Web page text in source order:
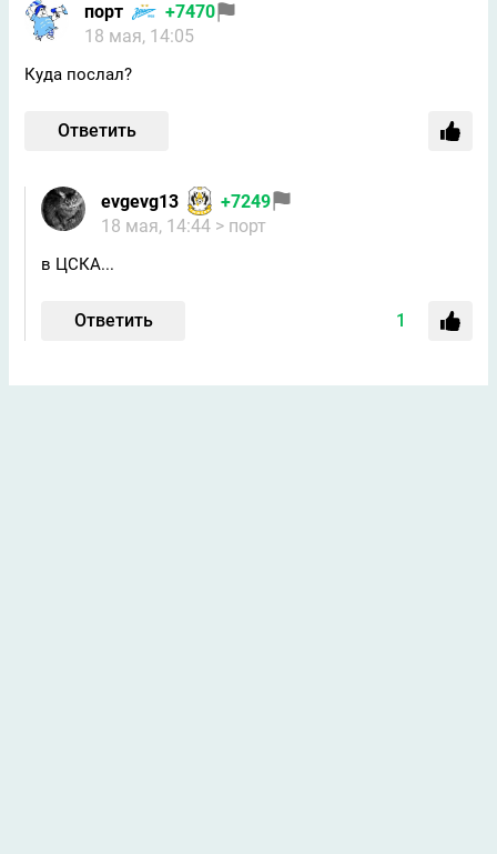
порт
+7470
18 мая, 14:05
Куда послал?
Ответить
evgevg13
+7249
18 мая, 14:44 > порт
в ЦСКА...
Ответить 1